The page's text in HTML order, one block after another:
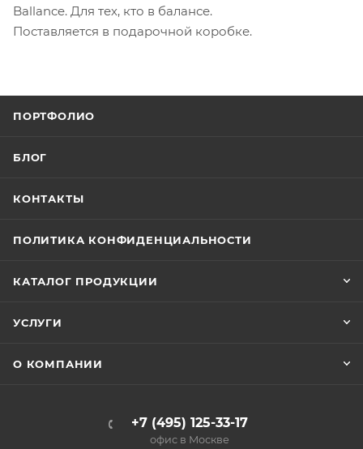
Ballance. Для тех, кто в балансе.
Поставляется в подарочной коробке.
ПОРТФОЛИО
БЛОГ
КОНТАКТЫ
ПОЛИТИКА КОНФИДЕНЦИАЛЬНОСТИ
КАТАЛОГ ПРОДУКЦИИ
УСЛУГИ
О КОМПАНИИ
+7 (495) 125-33-17
офис в Москве